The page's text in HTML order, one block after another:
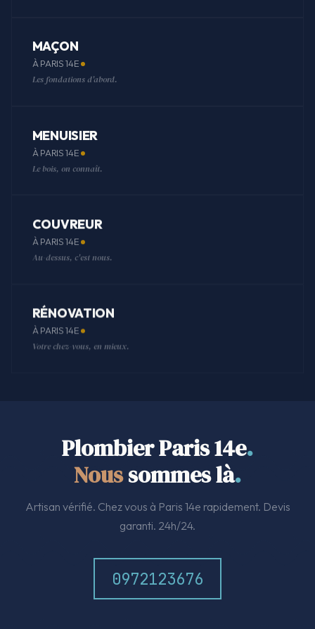
MAÇON
À PARIS 14E
Les fondations d'abord.
MENUISIER
À PARIS 14E
Le bois, on connaît.
COUVREUR
À PARIS 14E
Au-dessus, c'est nous.
RÉNOVATION
À PARIS 14E
Votre chez-vous, en mieux.
Plombier Paris 14e.
Noussommes là.
Artisan vérifié. Chez vous à Paris 14e rapidement. Devis
garanti. 24h/24.
0972123676